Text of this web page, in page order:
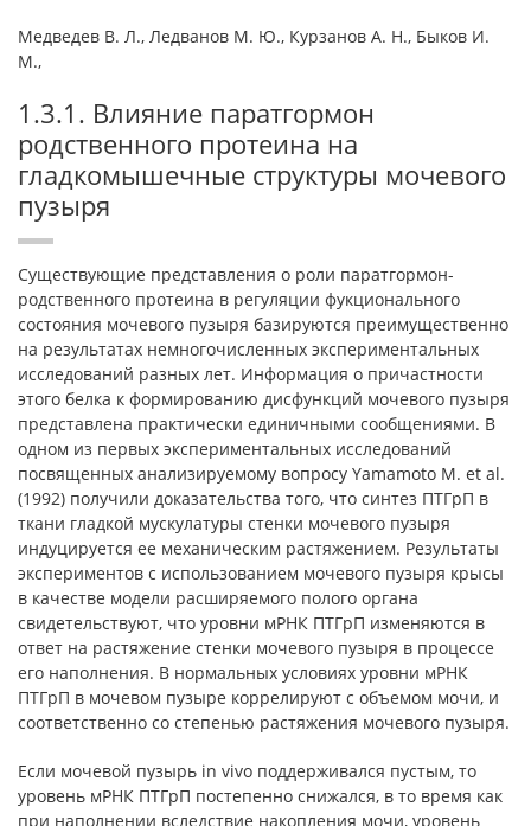
Медведев В. Л., Ледванов М. Ю., Курзанов А. Н., Быков И.
М.,
1.3.1. Влияние паратгормон
родственного протеина на
гладкомышечные структуры мочевого
пузыря
Существующие представления о роли паратгормон-
родственного протеина в регуляции фукционального
состояния мочевого пузыря базируются преимущественно
на результатах немногочисленных экспериментальных
исследований разных лет. Информация о причастности
этого белка к формированию дисфункций мочевого пузыря
представлена практически единичными сообщениями. В
одном из первых экспериментальных исследований
посвященных анализируемому вопросу Yamamoto M. et al.
(1992) получили доказательства того, что синтез ПТГрП в
ткани гладкой мускулатуры стенки мочевого пузыря
индуцируется ее механическим растяжением. Результаты
экспериментов с использованием мочевого пузыря крысы
в качестве модели расширяемого полого органа
свидетельствуют, что уровни мРНК ПТГрП изменяются в
ответ на растяжение стенки мочевого пузыря в процессе
его наполнения. В нормальных условиях уровни мРНК
ПТГрП в мочевом пузыре коррелируют с объемом мочи, и
соответственно со степенью растяжения мочевого пузыря.
Если мочевой пузырь in vivo поддерживался пустым, то
уровень мРНК ПТГрП постепенно снижался, в то время как
при наполнении вследствие накопления мочи, уровень